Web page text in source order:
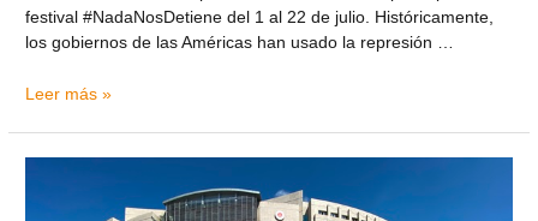
festival #NadaNosDetiene del 1 al 22 de julio. Históricamente,
los gobiernos de las Américas han usado la represión …
Leer más »